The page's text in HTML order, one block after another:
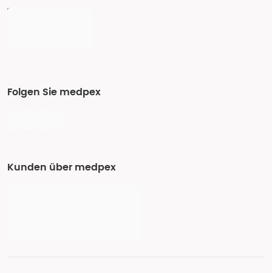
Folgen Sie medpex
Kunden über medpex